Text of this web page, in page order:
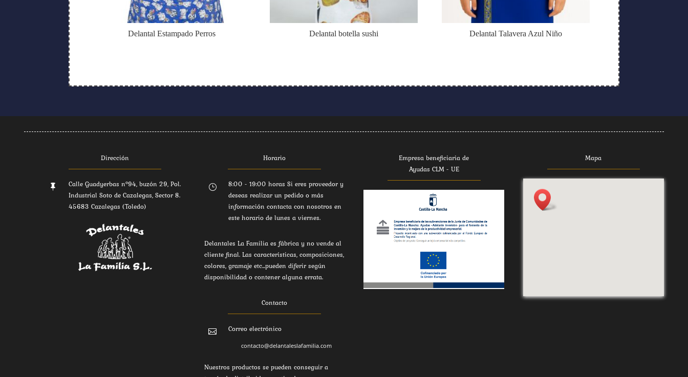
Delantal Estampado Perros Delantal botella sushi Delantal Talavera Azul Niño
Dirección

Calle Guadyerbas nº94, buzón 29, Pol.
Industrial Soto de Cazalegas, Sector 8.
45683 Cazalegas (Toledo)
Horario
}
8:00 - 19:00 horas Si eres proveedor y
deseas realizar un pedido o más
información contacta con nosotros en
este horario de lunes a viernes.
Delantales La Familia es fábrica y no vende al
cliente final. Las características, composiciones,
colores, gramaje etc...pueden diferir según
disponibilidad o contener alguna errata.
Contacto
 Correo electrónico
contacto@delantaleslafamilia.com
Nuestros productos se pueden conseguir a
Empresa beneficiaria de
Ayudas CLM - UE
Mapa